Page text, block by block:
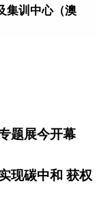
集训中心（澳
题展今开幕
现碳中和 获权